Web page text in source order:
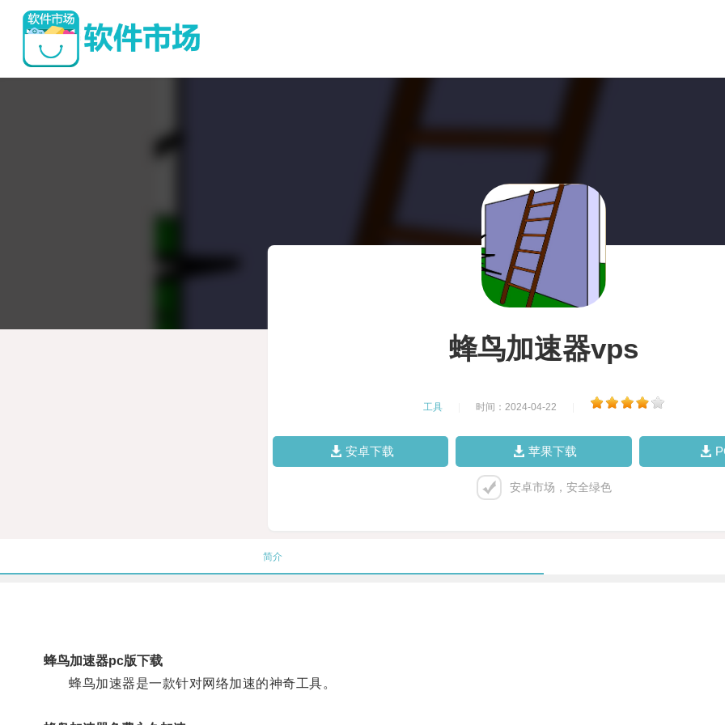
蜂鸟加速器vps
工具 时间：2024-04-22
安卓下载 苹果下载
安卓市场，安全绿色
简介
蜂鸟加速器pc版下载
蜂鸟加速器是一款针对网络加速的神奇工具。